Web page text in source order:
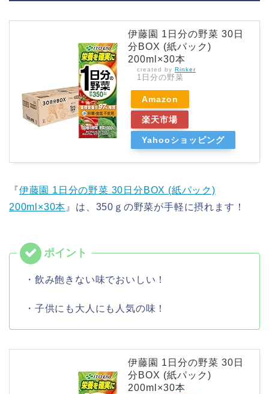
伊藤園 1日分の野菜 30日
分BOX (紙パック)
200ml×30本
created by Rinker
1日分の野菜
Amazon
楽天市場
Yahooショッピング
『伊藤園 1日分の野菜 30日分BOX (紙パック)
200ml×30本 』は、350ｇの野菜が手軽に摂れます！
・飲み飽きない味でおいしい！
・子供にも大人にも人気の味！
伊藤園 1日分の野菜 30日
分BOX (紙パック)
200ml×30本